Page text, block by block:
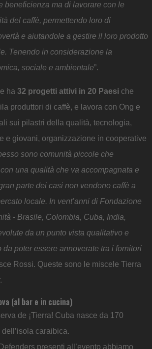
beneficienza ma di lavorare con le
del caffè, permettendo loro di
e aiutandole a gestire il loro prodotto
Tenendo in considerazione la
sociale e ambientale”.
ha 32 progetti attivi in 20 Paesi che
produttori di caffè, e lavora con Ong e
sui pilastri della qualità, tecnologia,
e giovani, organizzazione in cooperative
sono comunità piccole che
una qualità che va accompagnata e
parte dei casi non vendono caffè a
locale. In vent’anni di Fondazione
- Brasile, Colombia, Cuba, India,
da un punto vista qualitativo e
da poter essere annoverate tra i fornitori
Rossi. Queste sono le miscele Tierra
(al bar e in cucina)
de ¡Tierra! Cuba nasce da 170
caraibica.
presenti all’evento abbiamo